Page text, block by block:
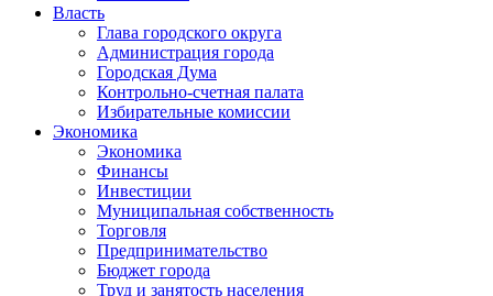
Власть
Глава городского округа
Администрация города
Городская Дума
Контрольно-счетная палата
Избирательные комиссии
Экономика
Экономика
Финансы
Инвестиции
Муниципальная собственность
Торговля
Предпринимательство
Бюджет города
Труд и занятость населения